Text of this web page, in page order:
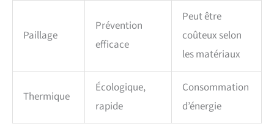
Paillage
Prévention
efficace
Peut être
coûteux selon
les matériaux
Thermique
Écologique,
rapide
Consommation
d’énergie